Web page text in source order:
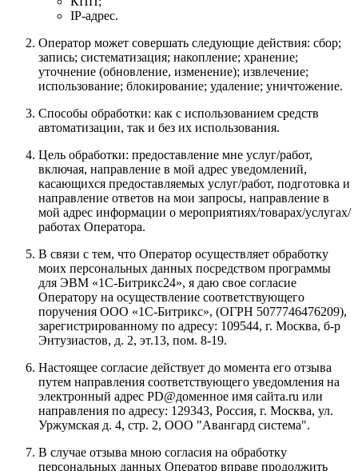
IP-адрес.
Оператор может совершать следующие действия: сбор;
запись; систематизация; накопление; хранение;
уточнение (обновление, изменение); извлечение;
использование; блокирование; удаление; уничтожение.
Способы обработки: как с использованием средств
автоматизации, так и без их использования.
Цель обработки: предоставление мне услуг/работ,
включая, направление в мой адрес уведомлений,
касающихся предоставляемых услуг/работ, подготовка и
направление ответов на мои запросы, направление в
мой адрес информации о мероприятиях/товарах/услугах/
работах Оператора.
В связи с тем, что Оператор осуществляет обработку
моих персональных данных посредством программы
для ЭВМ «1С-Битрикс24», я даю свое согласие
Оператору на осуществление соответствующего
поручения ООО «1С-Битрикс», (ОГРН 5077746476209),
зарегистрированному по адресу: 109544, г. Москва, б-р
Энтузиастов, д. 2, эт.13, пом. 8-19.
Настоящее согласие действует до момента его отзыва
путем направления соответствующего уведомления на
электронный адрес PD@доменное имя сайта.ru или
направления по адресу: 129343, Россия, г. Москва, ул.
Уржумская д. 4, стр. 2, ООО "Авангард система".
В случае отзыва мною согласия на обработку
персональных данных Оператор вправе продолжить